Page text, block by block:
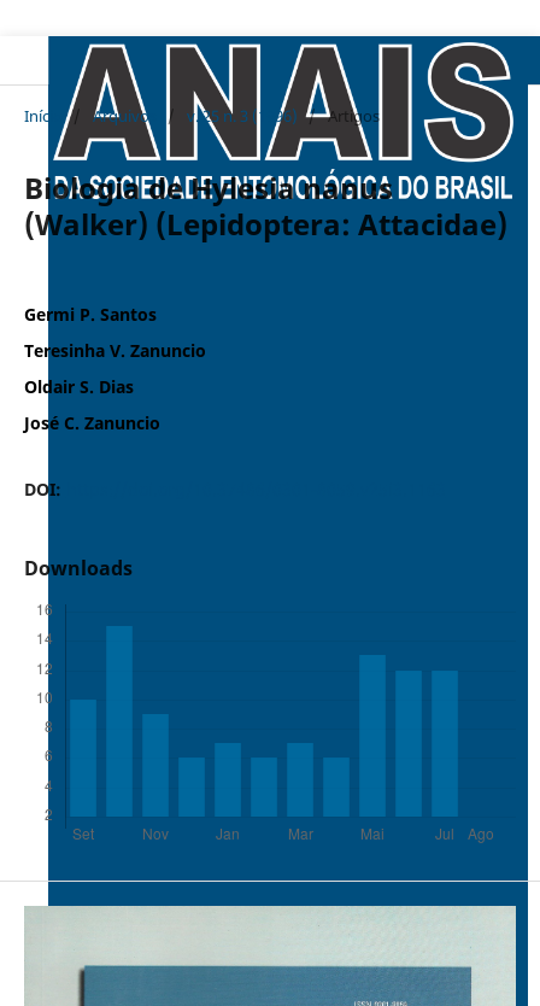
Início / Arquivos / v. 25 n. 3 (1996) / Artigos
Biologia de Hylesia nanus
(Walker) (Lepidoptera: Attacidae)
Germi P. Santos
Teresinha V. Zanuncio
Oldair S. Dias
José C. Zanuncio
DOI:
Downloads